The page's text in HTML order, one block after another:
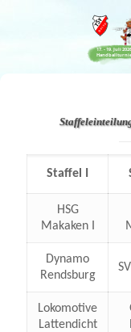
Staffel I
HSG
Makaken I
Dynamo
Rendsburg
Lokomotive
Lattendicht